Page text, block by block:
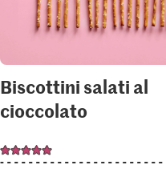
Biscottini salati al
cioccolato